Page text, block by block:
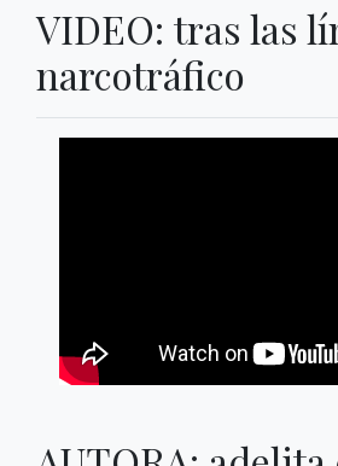
VIDEO: tras las
narcotráfico